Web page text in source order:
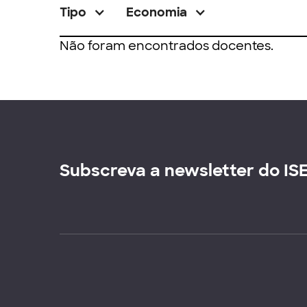
Tipo Economia
Não foram encontrados docentes.
Subscreva a newsletter do